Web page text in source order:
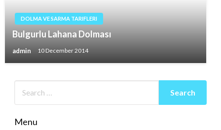
DOLMA VE SARMA TARIFLERI
Bulgurlu Lahana Dolması
admin 10 December 2014
Menu